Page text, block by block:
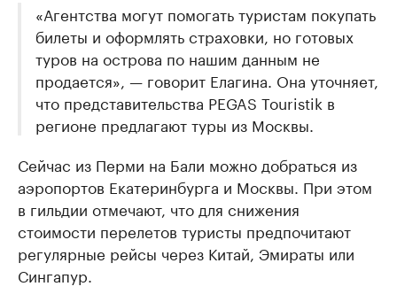
«Агентства могут помогать туристам покупать
билеты и оформлять страховки, но готовых
туров на острова по нашим данным не
продается», — говорит Елагина. Она уточняет,
что представительства PEGAS Touristik в
регионе предлагают туры из Москвы.
Сейчас из Перми на Бали можно добраться из
аэропортов Екатеринбурга и Москвы. При этом
в гильдии отмечают, что для снижения
стоимости перелетов туристы предпочитают
регулярные рейсы через Китай, Эмираты или
Сингапур.